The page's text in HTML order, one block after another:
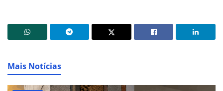
Mais Notícias